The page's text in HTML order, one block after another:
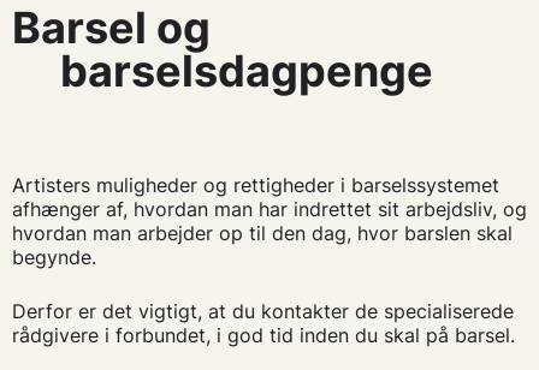
Barsel og
barselsdagpenge
Artisters muligheder og rettigheder i barselssystemet
afhænger af, hvordan man har indrettet sit arbejdsliv, og
hvordan man arbejder op til den dag, hvor barslen skal
begynde.
Derfor er det vigtigt, at du kontakter de specialiserede
rådgivere i forbundet, i god tid inden du skal på barsel.